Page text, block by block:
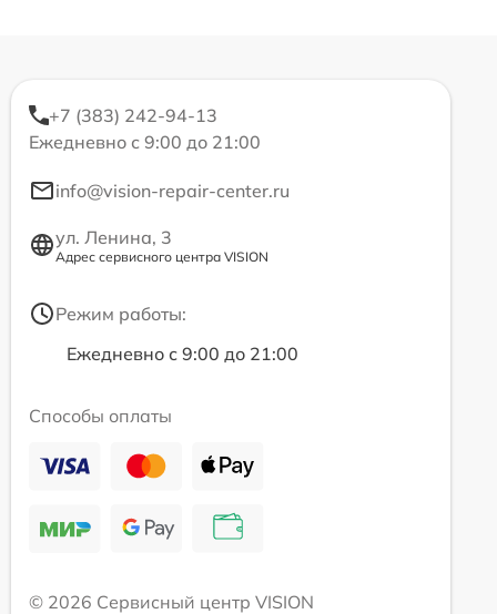
+7 (383) 242-94-13
Ежедневно с 9:00 до 21:00
info@vision-repair-center.ru
ул. Ленина, 3
Адрес сервисного центра VISION
Режим работы:
Ежедневно с 9:00 до 21:00
Способы оплаты
© 2026 Сервисный центр VISION